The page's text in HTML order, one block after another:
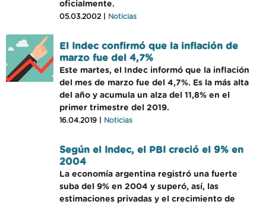
oficialmente.
05.03.2002 | Noticias
El Indec confirmó que la inflación de
marzo fue del 4,7%
Este martes, el Indec informó que la inflación
del mes de marzo fue del 4,7%. Es la más alta
del año y acumula un alza del 11,8% en el
primer trimestre del 2019.
16.04.2019 | Noticias
Según el Indec, el PBI creció el 9% en
2004
La economía argentina registró una fuerte
suba del 9% en 2004 y superó, así, las
estimaciones privadas y el crecimiento de